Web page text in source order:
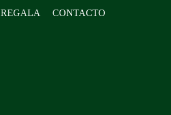
REGALA CONTACTO